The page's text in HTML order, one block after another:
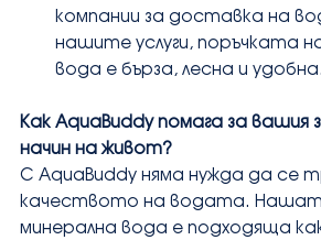
компании за доставка на
нашите услуги, поръчката
вода е бърза, лесна и удобна.
Как AquaBuddy помага за вашия
начин на живот?
С AquaBuddy няма нужда да се
качеството на водата.
минерална вода е подходяща